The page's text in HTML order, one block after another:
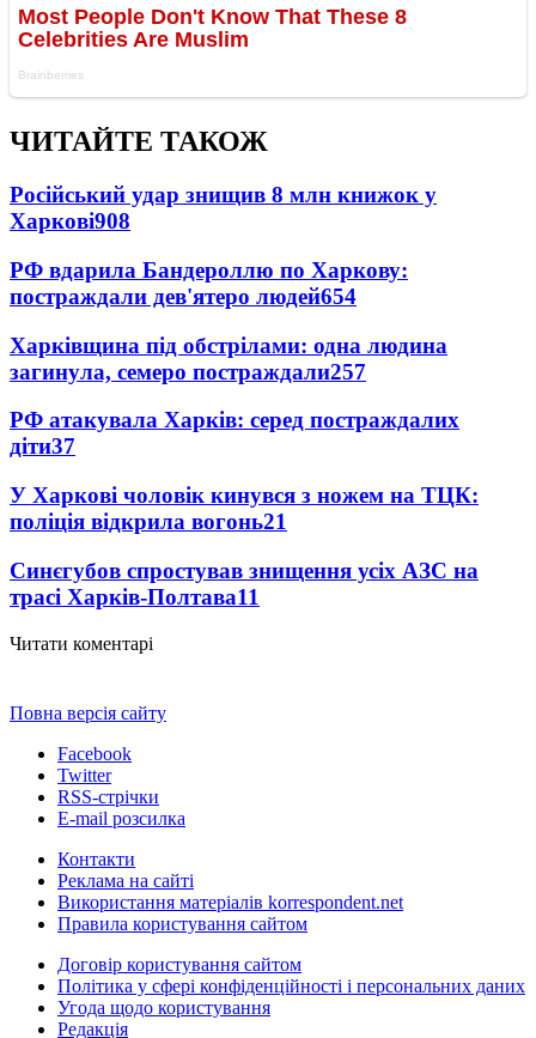
ЧИТАЙТЕ ТАКОЖ
Російський удар знищив 8 млн книжок у
Харкові908
РФ вдарила Бандероллю по Харкову:
постраждали дев'ятеро людей654
Харківщина під обстрілами: одна людина
загинула, семеро постраждали257
РФ атакувала Харків: серед постраждалих
діти37
У Харкові чоловік кинувся з ножем на ТЦК:
поліція відкрила вогонь21
Синєгубов спростував знищення усіх АЗС на
трасі Харків-Полтава11
Читати коментарі
Повна версія сайту
Facebook
Twitter
RSS-стрічки
E-mail розсилка
Контакти
Реклама на сайті
Використання матеріалів korrespondent.net
Правила користування сайтом
Договір користування сайтом
Політика у сфері конфіденційності і персональних даних
Угода щодо користування
Редакція